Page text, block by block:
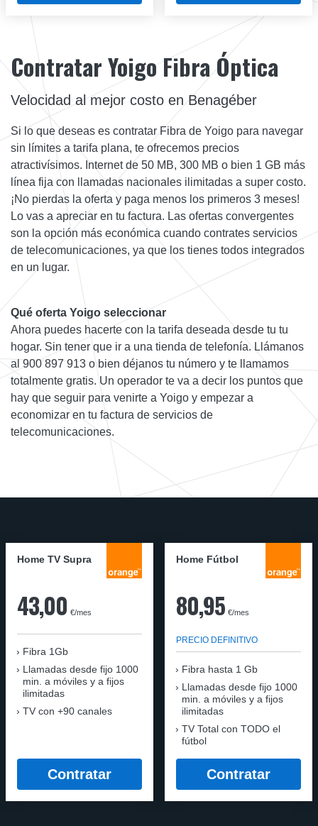
Contratar Yoigo Fibra Óptica
Velocidad al mejor costo en Benagéber
Si lo que deseas es contratar Fibra de Yoigo para navegar
sin límites a tarifa plana, te ofrecemos precios
atractivísimos. Internet de 50 MB, 300 MB o bien 1 GB más
línea fija con llamadas nacionales ilimitadas a super costo.
¡No pierdas la oferta y paga menos los primeros 3 meses!
Lo vas a apreciar en tu factura. Las ofertas convergentes
son la opción más económica cuando contrates servicios
de telecomunicaciones, ya que los tienes todos integrados
en un lugar.
Qué oferta Yoigo seleccionar
Ahora puedes hacerte con la tarifa deseada desde tu tu
hogar. Sin tener que ir a una tienda de telefonía. Llámanos
al 900 897 913 o bien déjanos tu número y te llamamos
totalmente gratis. Un operador te va a decir los puntos que
hay que seguir para venirte a Yoigo y empezar a
economizar en tu factura de servicios de
telecomunicaciones.
Home TV Supra
43,00 €/mes
Fibra 1Gb
Llamadas desde fijo 1000
min. a móviles y a fijos
ilimitadas
TV con +90 canales
Contratar
Home Fútbol
80,95 €/mes
PRECIO DEFINITIVO
Fibra hasta 1 Gb
Llamadas desde fijo 1000
min. a móviles y a fijos
ilimitadas
TV Total con TODO el
fútbol
Contratar